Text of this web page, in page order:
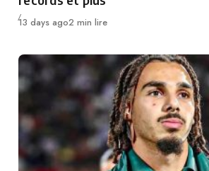
Publié
13 days ago2 min lire